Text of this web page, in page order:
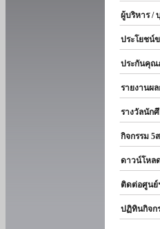
ผู้บริหาร /
ประโยชน์ข
ประกันคุณ
รายงานผล
รางวัลนักศึ
กิจกรรม 5
ดาวน์โหล
ติดต่อศูนย์
ปฏิทินกิจก